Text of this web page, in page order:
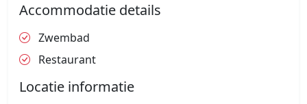
Accommodatie details
Zwembad
Restaurant
Locatie informatie